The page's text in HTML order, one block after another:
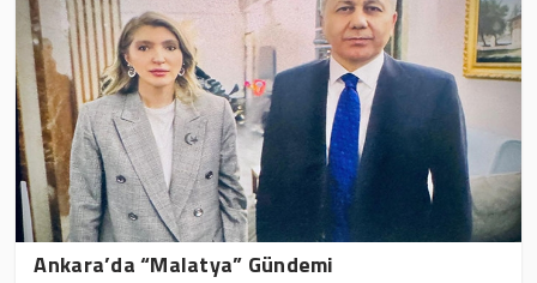
Ankara’da “Malatya” Gündemi